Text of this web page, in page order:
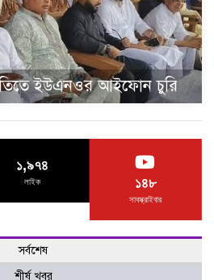
ইউএনওর আইফোন চুরি
১,৯৭৪
লাইক ১৪৮
সাবস্ক্রাইবার
সর্বশেষ
শীর্ষ খবর